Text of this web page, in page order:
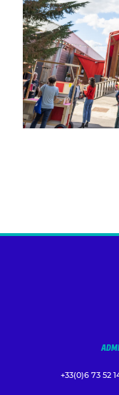
+33(0)6 73 52